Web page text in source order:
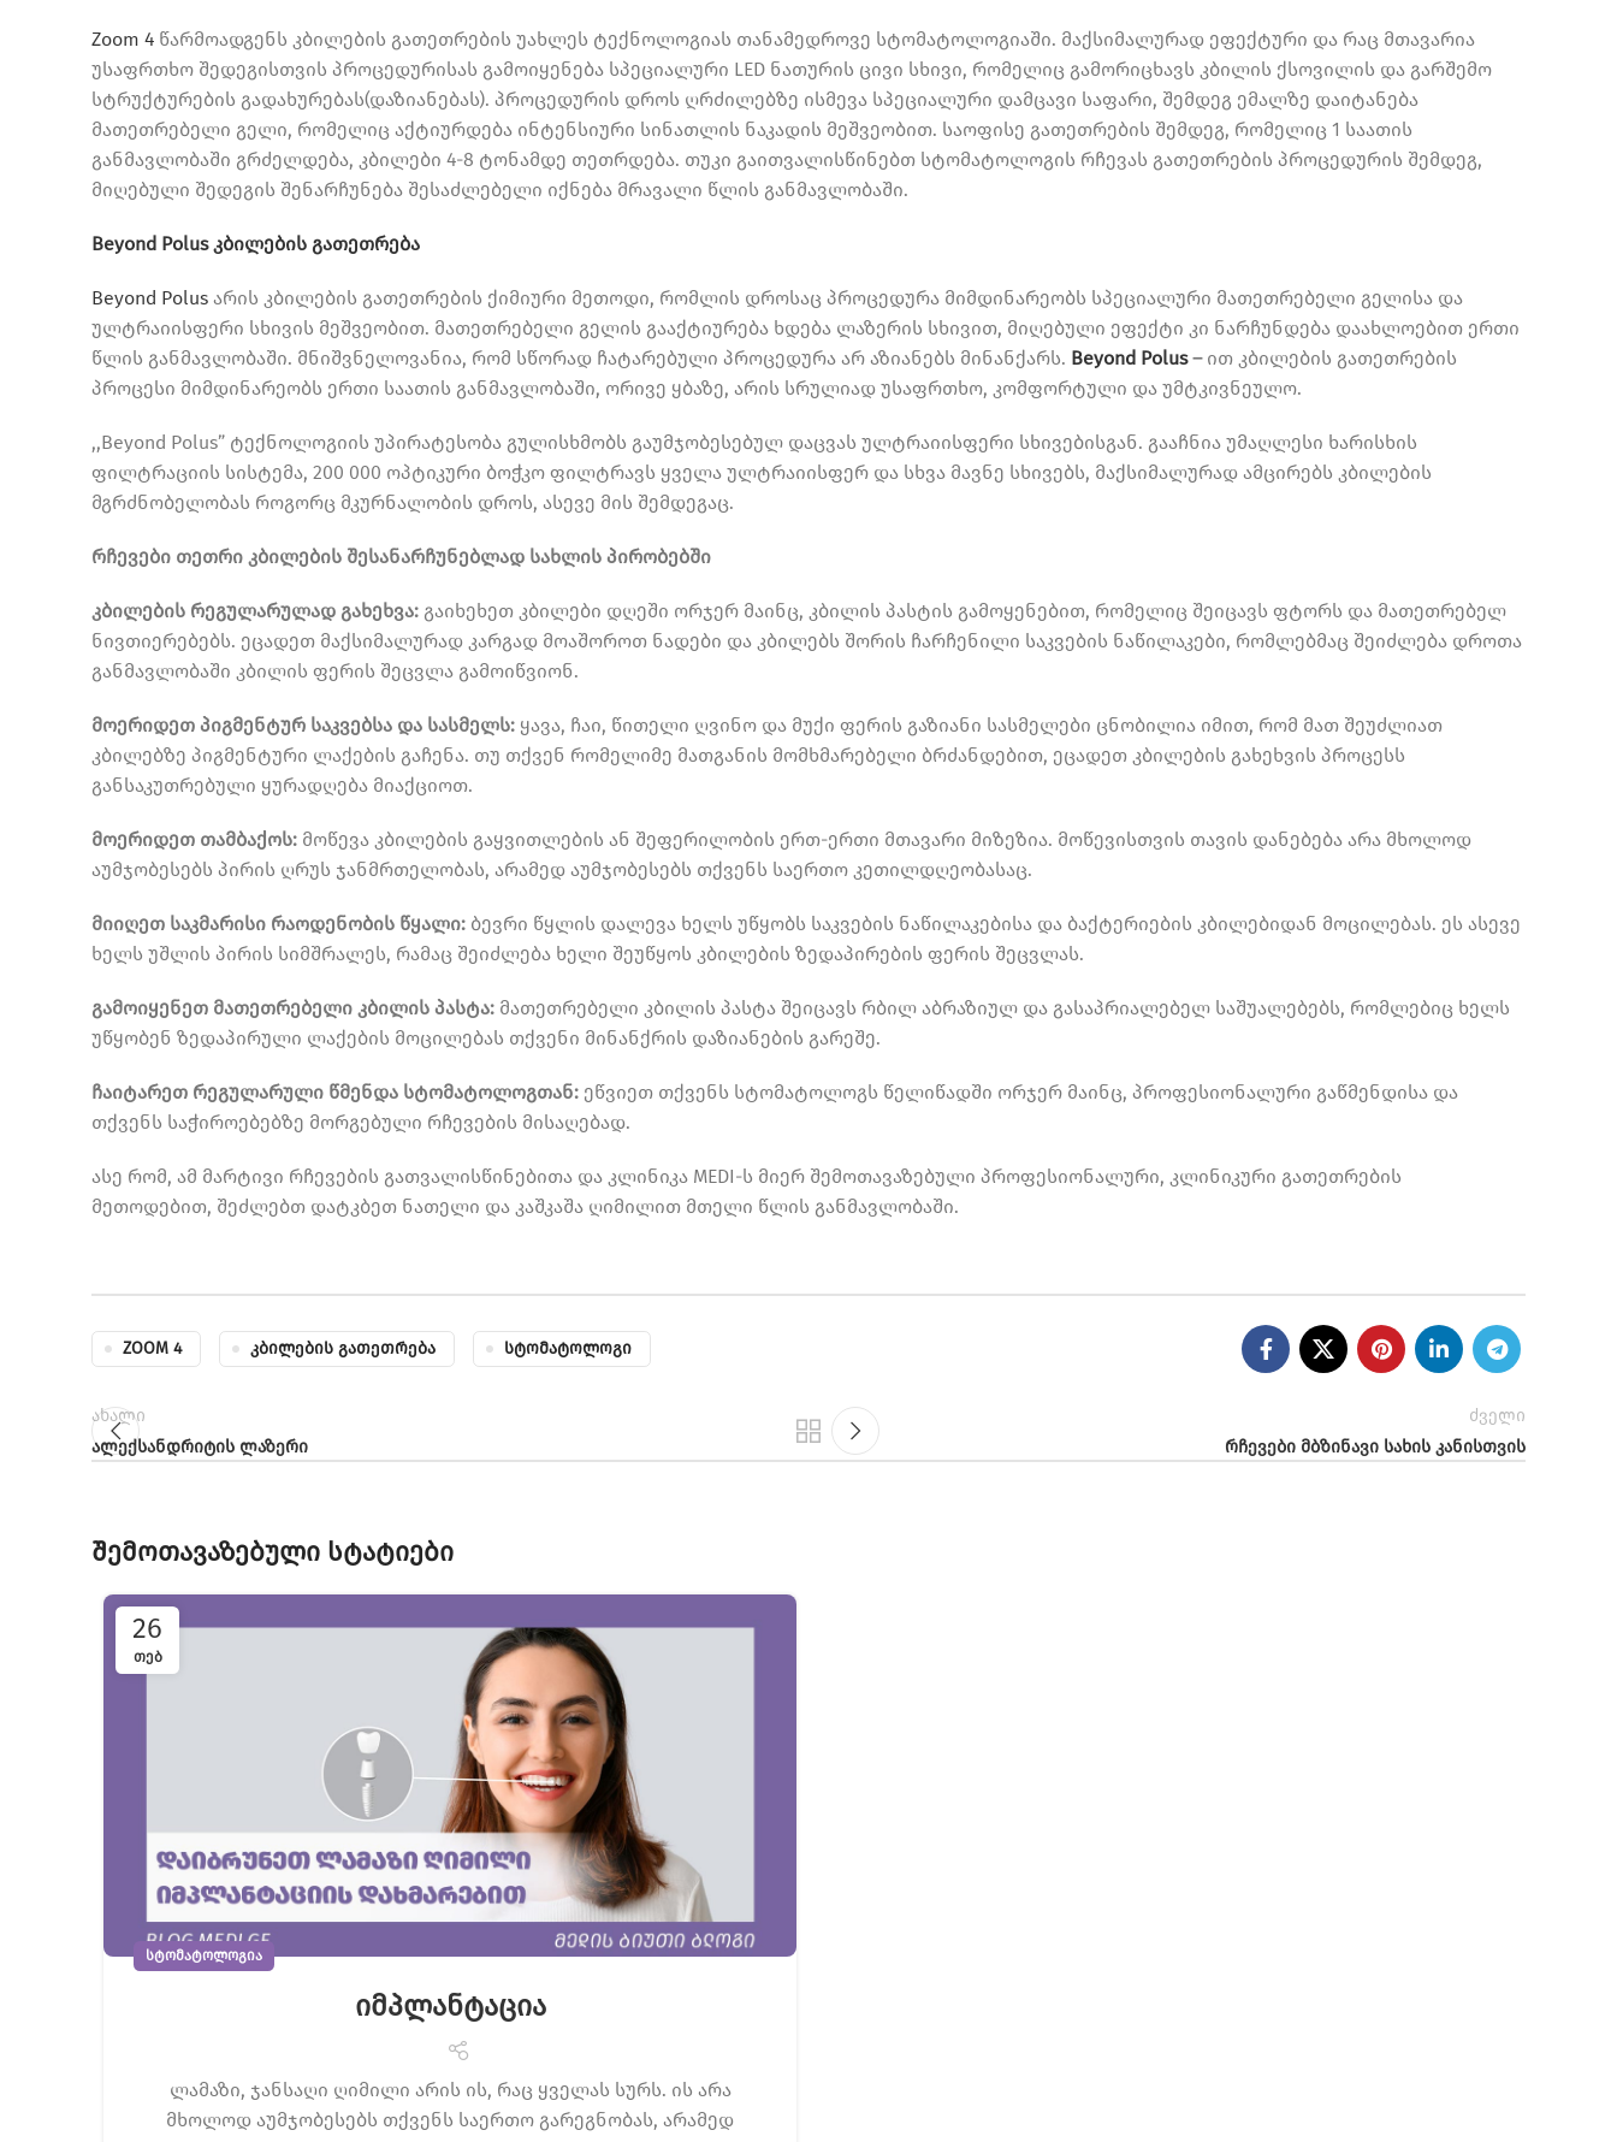
Zoom 4 წარმოადგენს კბილების გათეთრების უახლეს ტექნოლოგიას თანამედროვე სტომატოლოგიაში. მაქსიმალურად ეფექტური და რაც მთავარია
უსაფრთხო შედეგისთვის პროცედურისას გამოიყენება სპეციალური LED ნათურის ცივი სხივი, რომელიც გამორიცხავს კბილის ქსოვილის და გარშემო
სტრუქტურების გადახურებას(დაზიანებას). პროცედურის დროს ღრძილებზე ისმევა სპეციალური დამცავი საფარი, შემდეგ ემალზე დაიტანება
მათეთრებელი გელი, რომელიც აქტიურდება ინტენსიური სინათლის ნაკადის მეშვეობით. საოფისე გათეთრების შემდეგ, რომელიც 1 საათის
განმავლობაში გრძელდება, კბილები 4-8 ტონამდე თეთრდება. თუკი გაითვალისწინებთ სტომატოლოგის რჩევას გათეთრების პროცედურის შემდეგ,
მიღებული შედეგის შენარჩუნება შესაძლებელი იქნება მრავალი წლის განმავლობაში.
Beyond Polus კბილების გათეთრება
Beyond Polus არის კბილების გათეთრების ქიმიური მეთოდი, რომლის დროსაც პროცედურა მიმდინარეობს სპეციალური მათეთრებელი გელისა და
ულტრაიისფერი სხივის მეშვეობით. მათეთრებელი გელის გააქტიურება ხდება ლაზერის სხივით, მიღებული ეფექტი კი ნარჩუნდება დაახლოებით ერთი
წლის განმავლობაში. მნიშვნელოვანია, რომ სწორად ჩატარებული პროცედურა არ აზიანებს მინანქარს. Beyond Polus– ით კბილების გათეთრების
პროცესი მიმდინარეობს ერთი საათის განმავლობაში, ორივე ყბაზე, არის სრულიად უსაფრთხო, კომფორტული და უმტკივნეულო.
,,Beyond Polus” ტექნოლოგიის უპირატესობა გულისხმობს გაუმჯობესებულ დაცვას ულტრაიისფერი სხივებისგან. გააჩნია უმაღლესი ხარისხის
ფილტრაციის სისტემა, 200 000 ოპტიკური ბოჭკო ფილტრავს ყველა ულტრაიისფერ და სხვა მავნე სხივებს, მაქსიმალურად ამცირებს კბილების
მგრძნობელობას როგორც მკურნალობის დროს, ასევე მის შემდეგაც.
რჩევები თეთრი კბილების შესანარჩუნებლად სახლის პირობებში
კბილების რეგულარულად გახეხვა: გაიხეხეთ კბილები დღეში ორჯერ მაინც, კბილის პასტის გამოყენებით, რომელიც შეიცავს ფტორს და მათეთრებელ
ნივთიერებებს. ეცადეთ მაქსიმალურად კარგად მოაშოროთ ნადები და კბილებს შორის ჩარჩენილი საკვების ნაწილაკები, რომლებმაც შეიძლება დროთა
განმავლობაში კბილის ფერის შეცვლა გამოიწვიონ.
მოერიდეთ პიგმენტურ საკვებსა და სასმელს: ყავა, ჩაი, წითელი ღვინო და მუქი ფერის გაზიანი სასმელები ცნობილია იმით, რომ მათ შეუძლიათ
კბილებზე პიგმენტური ლაქების გაჩენა. თუ თქვენ რომელიმე მათგანის მომხმარებელი ბრძანდებით, ეცადეთ კბილების გახეხვის პროცესს
განსაკუთრებული ყურადღება მიაქციოთ.
მოერიდეთ თამბაქოს: მოწევა კბილების გაყვითლების ან შეფერილობის ერთ-ერთი მთავარი მიზეზია. მოწევისთვის თავის დანებება არა მხოლოდ
აუმჯობესებს პირის ღრუს ჯანმრთელობას, არამედ აუმჯობესებს თქვენს საერთო კეთილდღეობასაც.
მიიღეთ საკმარისი რაოდენობის წყალი: ბევრი წყლის დალევა ხელს უწყობს საკვების ნაწილაკებისა და ბაქტერიების კბილებიდან მოცილებას. ეს ასევე
ხელს უშლის პირის სიმშრალეს, რამაც შეიძლება ხელი შეუწყოს კბილების ზედაპირების ფერის შეცვლას.
გამოიყენეთ მათეთრებელი კბილის პასტა: მათეთრებელი კბილის პასტა შეიცავს რბილ აბრაზიულ და გასაპრიალებელ საშუალებებს, რომლებიც ხელს
უწყობენ ზედაპირული ლაქების მოცილებას თქვენი მინანქრის დაზიანების გარეშე.
ჩაიტარეთ რეგულარული წმენდა სტომატოლოგთან: ეწვიეთ თქვენს სტომატოლოგს წელიწადში ორჯერ მაინც, პროფესიონალური გაწმენდისა და
თქვენს საჭიროებებზე მორგებული რჩევების მისაღებად.
ასე რომ, ამ მარტივი რჩევების გათვალისწინებითა და კლინიკა MEDI-ს მიერ შემოთავაზებული პროფესიონალური, კლინიკური გათეთრების
მეთოდებით, შეძლებთ დატკბეთ ნათელი და კაშკაშა ღიმილით მთელი წლის განმავლობაში.
ZOOM 4 Კბილების Გათეთრება Სტომატოლოგი
ახალი
ალექსანდრიტის ლაზერი
ძველი
რჩევები მბზინავი სახის კანისთვის
შემოთავაზებული სტატიები
26
ᲗᲔᲑ
ᲡᲢᲝᲛᲐᲢᲝᲚᲝᲒᲘᲐ
იმპლანტაცია
ლამაზი, ჯანსაღი ღიმილი არის ის, რაც ყველას სურს. ის არა
მხოლოდ აუმჯობესებს თქვენს საერთო გარეგნობას, არამედ